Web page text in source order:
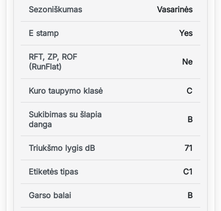
Sezoniškumas Vasarinės
E stamp Yes
RFT, ZP, ROF
(RunFlat)
Ne
Kuro taupymo klasė C
Sukibimas su šlapia
danga
B
Triukšmo lygis dB 71
Etiketės tipas C1
Garso balai B